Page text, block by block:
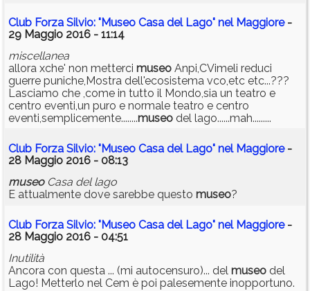
Club Forza Silvio: "Museo Casa del Lago" nel Maggiore-
29 Maggio 2016 - 11:14
miscellanea
allora xche' non metterci museo Anpi,CVimeli reduci
guerre puniche,Mostra dell'ecosistema vco,etc etc...???
Lasciamo che ,come in tutto il Mondo,sia un teatro e
centro eventi,un puro e normale teatro e centro
eventi,semplicemente........museo del lago......mah.........
Club Forza Silvio: "Museo Casa del Lago" nel Maggiore-
28 Maggio 2016 - 08:13
museoCasa del lago
E attualmente dove sarebbe questo museo?
Club Forza Silvio: "Museo Casa del Lago" nel Maggiore-
28 Maggio 2016 - 04:51
Inutilità
Ancora con questa ... (mi autocensuro)... del museo del
Lago! Metterlo nel Cem è poi palesemente inopportuno.